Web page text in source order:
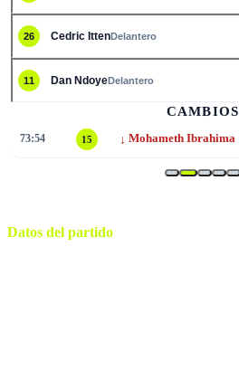
26 Cedric IttenDelantero
11 Dan NdoyeDelantero
CAMBIOS
73:54 15 ↓ Mohameth Ibrahima
Datos del partido